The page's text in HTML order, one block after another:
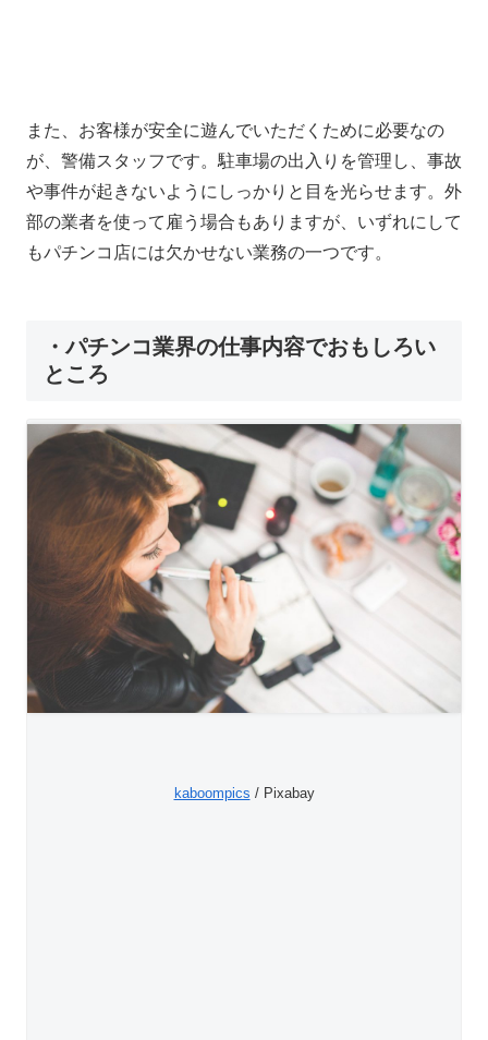
また、お客様が安全に遊んでいただくために必要なの
が、警備スタッフです。駐車場の出入りを管理し、事故
や事件が起きないようにしっかりと目を光らせます。外
部の業者を使って雇う場合もありますが、いずれにして
もパチンコ店には欠かせない業務の一つです。
・パチンコ業界の仕事内容でおもしろい
ところ
kaboompics / Pixabay